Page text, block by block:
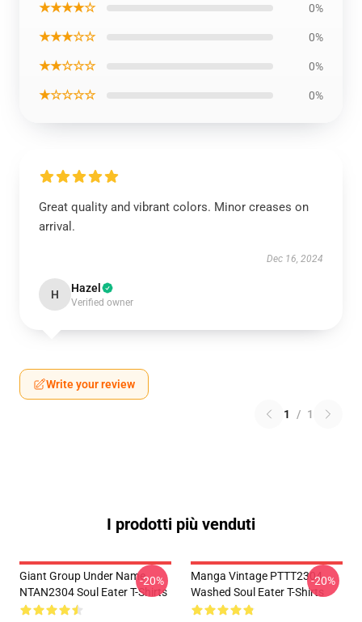
★★★★☆ 0%
★★★☆☆ 0%
★★☆☆☆ 0%
★☆☆☆☆ 0%
Great quality and vibrant colors. Minor creases on
arrival.
Dec 16, 2024
H Hazel
Verified owner
Write your review
1 / 1
I prodotti più venduti
Giant Group Under Name
NTAN2304 Soul Eater T-Shirts
-20%
Manga Vintage PTTT2304
Washed Soul Eater T-Shirts
-20%